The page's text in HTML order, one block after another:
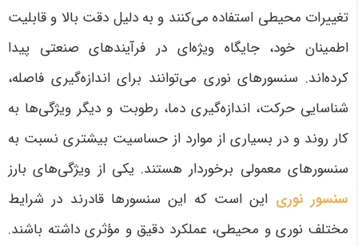
تغییرات محیطی استفاده می‌کنند و به دلیل دقت بالا و قابلیت
اطمینان خود، جایگاه ویژه‌ای در فرآیندهای صنعتی پیدا
کرده‌اند. سنسورهای نوری می‌توانند برای اندازه‌گیری فاصله،
شناسایی حرکت، اندازه‌گیری دما، رطوبت و دیگر ویژگی‌ها به
کار روند و در بسیاری از موارد از حساسیت بیشتری نسبت به
سنسورهای معمولی برخوردار هستند. یکی از ویژگی‌های بارز
سنسور نوری این است که این سنسورها قادرند در شرایط
مختلف نوری و محیطی، عملکرد دقیق و مؤثری داشته باشند.